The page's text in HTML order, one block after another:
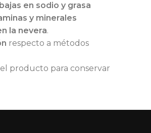
bajas en sodio y grasa
y minerales
la nevera.
respecto a métodos
producto para conservar